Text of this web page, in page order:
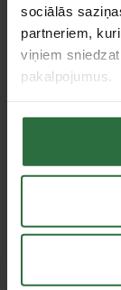
sociālās
partneriem,
viņiem
pakalpojumus.
Failed to load